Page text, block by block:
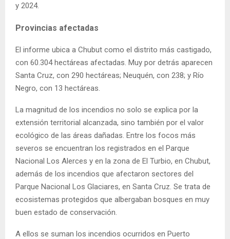
y 2024.
Provincias afectadas
El informe ubica a Chubut como el distrito más castigado,
con 60.304 hectáreas afectadas. Muy por detrás aparecen
Santa Cruz, con 290 hectáreas; Neuquén, con 238; y Río
Negro, con 13 hectáreas.
La magnitud de los incendios no solo se explica por la
extensión territorial alcanzada, sino también por el valor
ecológico de las áreas dañadas. Entre los focos más
severos se encuentran los registrados en el Parque
Nacional Los Alerces y en la zona de El Turbio, en Chubut,
además de los incendios que afectaron sectores del
Parque Nacional Los Glaciares, en Santa Cruz. Se trata de
ecosistemas protegidos que albergaban bosques en muy
buen estado de conservación.
A ellos se suman los incendios ocurridos en Puerto